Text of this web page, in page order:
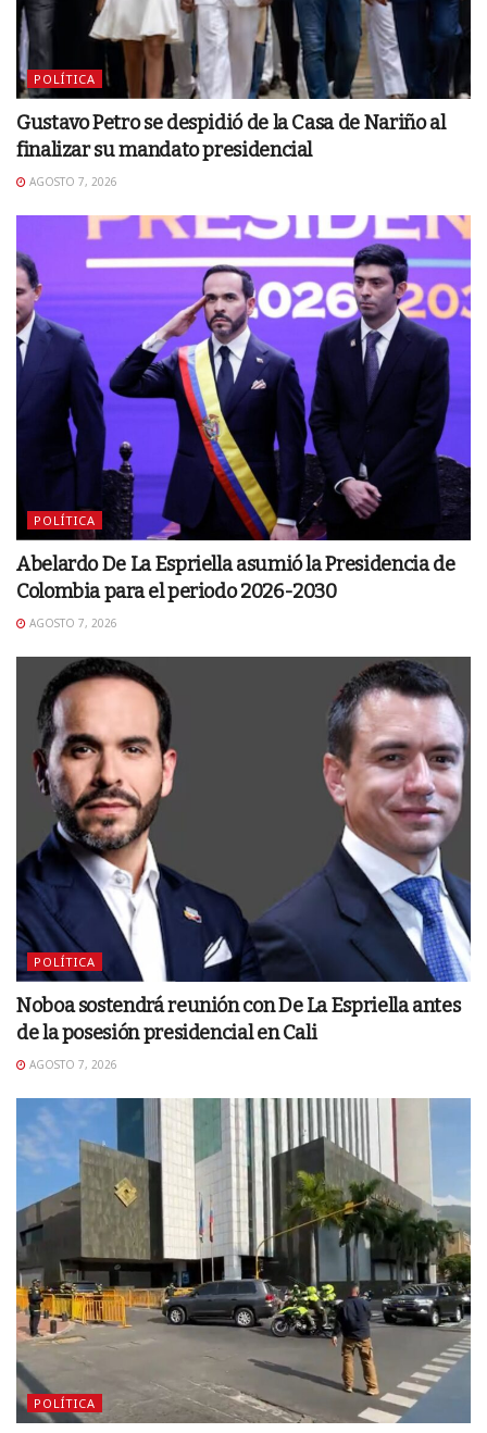
POLÍTICA
Gustavo Petro se despidió de la Casa de Nariño al
finalizar su mandato presidencial
AGOSTO 7, 2026
POLÍTICA
Abelardo De La Espriella asumió la Presidencia de
Colombia para el periodo 2026-2030
AGOSTO 7, 2026
POLÍTICA
Noboa sostendrá reunión con De La Espriella antes
de la posesión presidencial en Cali
AGOSTO 7, 2026
POLÍTICA